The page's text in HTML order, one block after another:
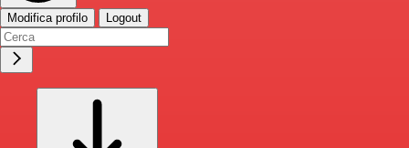
Modifica profilo Logout